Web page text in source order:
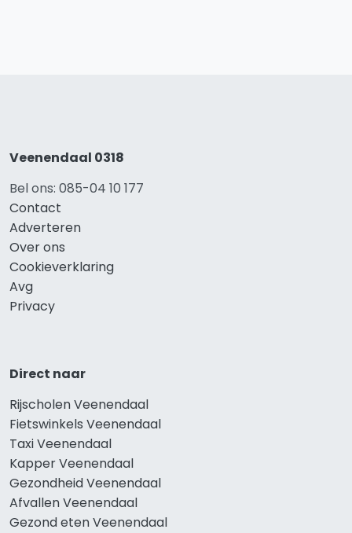
Veenendaal 0318
Bel ons: 085-04 10 177
Contact
Adverteren
Over ons
Cookieverklaring
Avg
Privacy
Direct naar
Rijscholen Veenendaal
Fietswinkels Veenendaal
Taxi Veenendaal
Kapper Veenendaal
Gezondheid Veenendaal
Afvallen Veenendaal
Gezond eten Veenendaal